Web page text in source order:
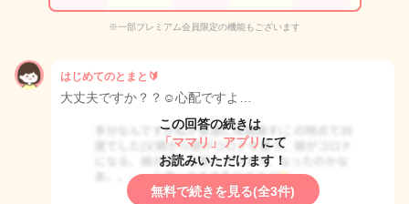
※一部プレミアム会員限定の機能もございます
はじめてのとまと🔰
大丈夫ですか？？☺️心配ですよ…
この回答の続きは
「ママリ」アプリ にて
お読みいただけます！
無料で続きを見る(全3件)